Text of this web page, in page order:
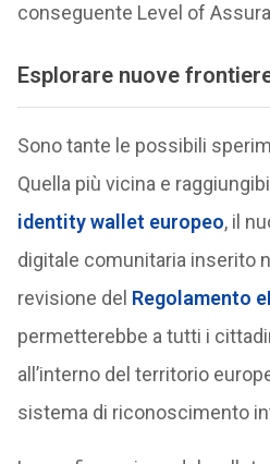
conseguente Level of
Esplorare nuove
Sono tante le possibili
Quella più vicina e
identity wallet europeo, il
digitale comunitaria inserito
revisione del Regolamento
permetterebbe a tutti i
all’interno del territorio
sistema di riconoscimento